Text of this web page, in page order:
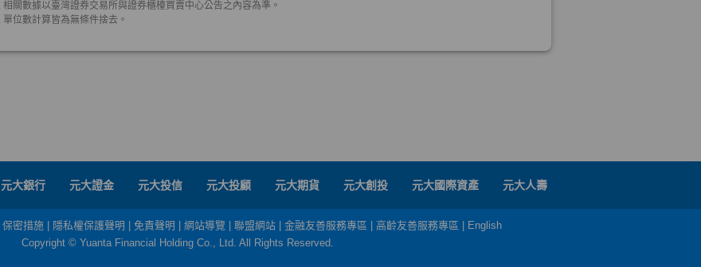
元大銀行 元大證金 元大投信 元大投顧 元大期貨 元大創投 元大國際資產 元大人壽
保密措施 隱私權保護聲明 免責聲明 網站導覽 聯盟網站 金融友善服務專區 高齡友善服務專區
English
Copyright © Yuanta Financial Holding Co., Ltd. All Rights Reserved.